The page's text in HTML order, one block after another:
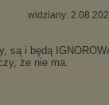
widziany: